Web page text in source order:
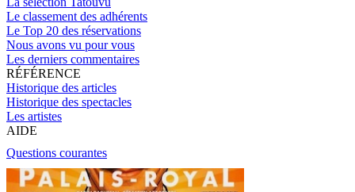
Le classement des adhérents
Le Top 20 des réservations
Nous avons vu pour vous
Les derniers commentaires
RÉFÉRENCE
Historique des articles
Historique des spectacles
Les artistes
AIDE
Questions courantes